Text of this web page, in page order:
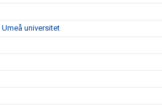
universitet